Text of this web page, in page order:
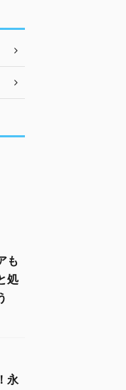
も
処
永